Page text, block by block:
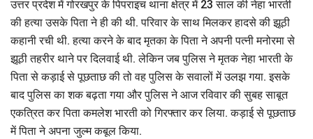
उत्तर प्रदेश में गोरखपुर के पिपराइच थाना क्षेत्र में 23 साल की नेहा भारती
की हत्या उसके पिता ने ही की थी. परिवार के साथ मिलकर हादसे की झूठी
कहानी रची थी. हत्या करने के बाद मृतका के पिता ने अपनी पत्नी मनोरमा से
झूठी तहरीर थाने पर दिलवाई थी. लेकिन जब पुलिस ने मृतक नेहा भारती के
पिता से कड़ाई से पूछताछ की तो वह पुलिस के सवालों में उलझ गया. इसके
बाद पुलिस का शक बढ़ता गया और पुलिस ने आज रविवार की सुबह साबूत
एकत्रित कर पिता कमलेश भारती को गिरफ्तार कर लिया. कड़ाई से पूछताछ
में पिता ने अपना जुल्म कबूल किया.